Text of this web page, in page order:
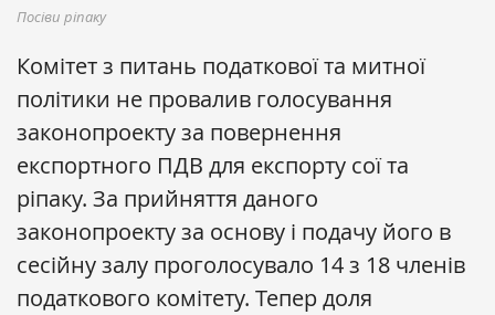
Посіви ріпаку
Комітет з питань податкової та митної
політики не провалив голосування
законопроекту за повернення
експортного ПДВ для експорту сої та
ріпаку. За прийняття даного
законопроекту за основу і подачу його в
сесійну залу проголосувало 14 з 18 членів
податкового комітету. Тепер доля